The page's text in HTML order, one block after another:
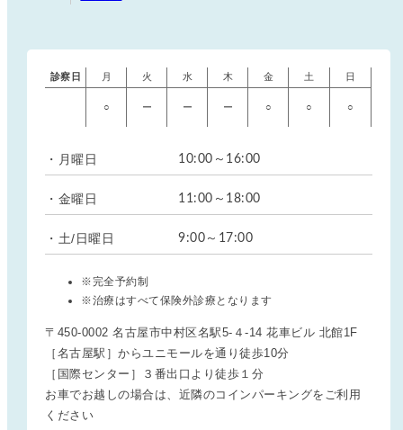
診察日 月 火 水 木 金 土 日
○ ー ー ー ○ ○ ○
・月曜日 10:00～16:00
・金曜日 11:00～18:00
・土/日曜日 9:00～17:00
※完全予約制
※治療はすべて保険外診療となります
〒450-0002 名古屋市中村区名駅5-４-14 花車ビル 北館1F
［名古屋駅］からユニモールを通り徒歩10分
［国際センター］３番出口より徒歩１分
お車でお越しの場合は、近隣のコインパーキングをご利用
ください